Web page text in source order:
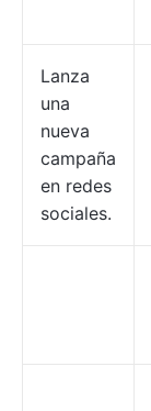
Lanza
una
nueva
campaña
en redes
sociales.